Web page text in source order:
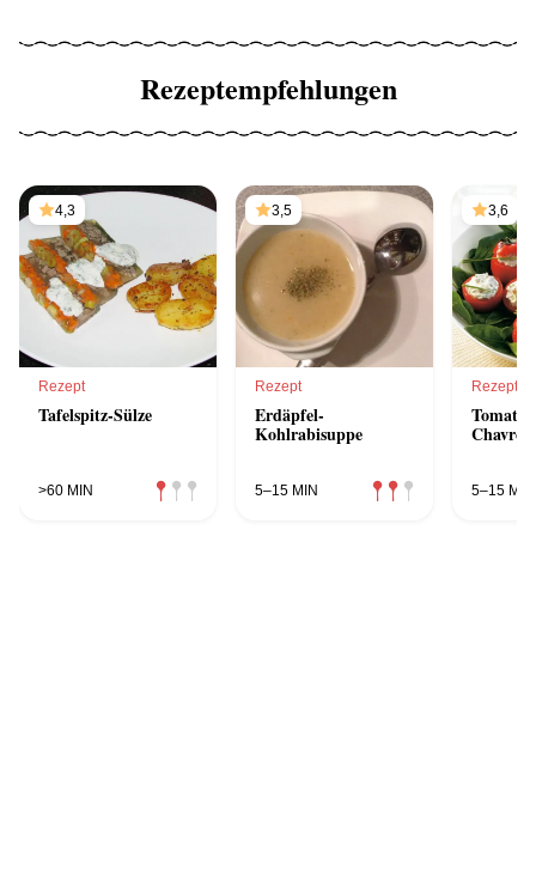
Rezeptempfehlungen
4,3
Rezept
Tafelspitz-Sülze
>60 MIN
3,5
Rezept
Erdäpfel-
Kohlrabisuppe
5–15 MIN
3,6
Rezept
5–15 MIN